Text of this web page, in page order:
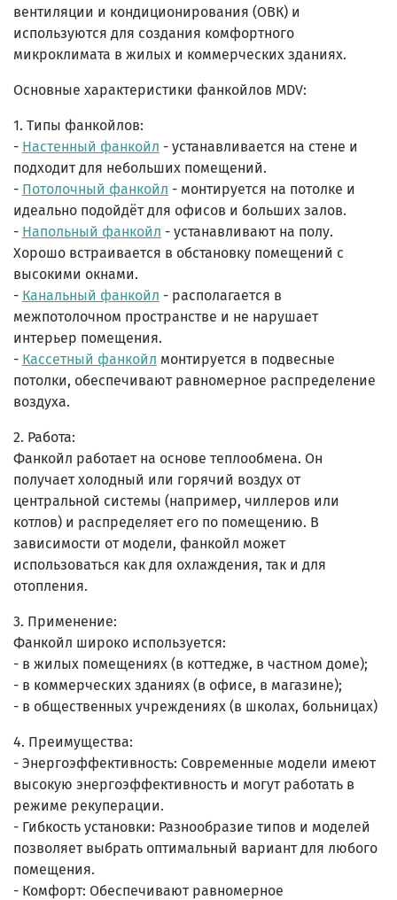
вентиляции и кондиционирования (ОВК) и
используются для создания комфортного
микроклимата в жилых и коммерческих зданиях.
Основные характеристики фанкойлов MDV:
1. Типы фанкойлов:
- Настенный фанкойл - устанавливается на стене и
подходит для небольших помещений.
- Потолочный фанкойл - монтируется на потолке и
идеально подойдёт для офисов и больших залов.
- Напольный фанкойл - устанавливают на полу.
Хорошо встраивается в обстановку помещений с
высокими окнами.
- Канальный фанкойл - располагается в
межпотолочном пространстве и не нарушает
интерьер помещения.
- Кассетный фанкойл монтируется в подвесные
потолки, обеспечивают равномерное распределение
воздуха.
2. Работа:
Фанкойл работает на основе теплообмена. Он
получает холодный или горячий воздух от
центральной системы (например, чиллеров или
котлов) и распределяет его по помещению. В
зависимости от модели, фанкойл может
использоваться как для охлаждения, так и для
отопления.
3. Применение:
Фанкойл широко используется:
- в жилых помещениях (в коттедже, в частном доме);
- в коммерческих зданиях (в офисе, в магазине);
- в общественных учреждениях (в школах, больницах)
4. Преимущества:
- Энергоэффективность: Современные модели имеют
высокую энергоэффективность и могут работать в
режиме рекуперации.
- Гибкость установки: Разнообразие типов и моделей
позволяет выбрать оптимальный вариант для любого
помещения.
- Комфорт: Обеспечивают равномерное